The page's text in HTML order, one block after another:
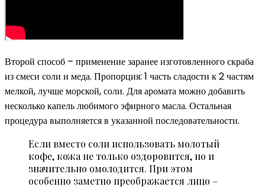
Второй способ – применение заранее изготовленного скраба
из смеси соли и меда. Пропорция: 1 часть сладости к 2 частям
мелкой, лучше морской, соли. Для аромата можно добавить
несколько капель любимого эфирного масла. Остальная
процедура выполняется в указанной последовательности.
Если вместо соли использовать молотый
кофе, кожа не только оздоровится, но и
значительно омолодится. При этом
особенно заметно преображается лицо –